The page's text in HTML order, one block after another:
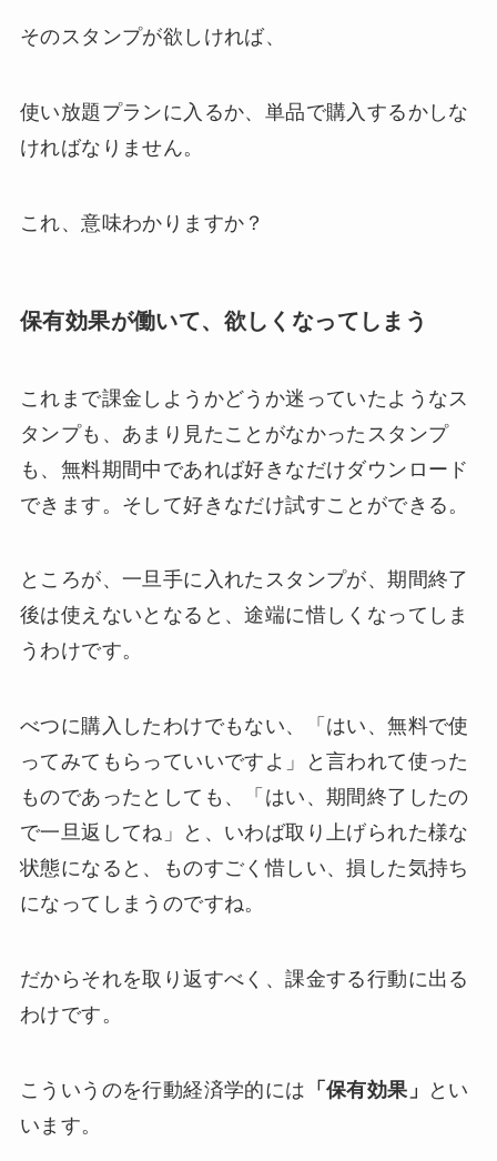
そのスタンプが欲しければ、
使い放題プランに入るか、単品で購入するかしな
ければなりません。
これ、意味わかりますか？
保有効果が働いて、欲しくなってしまう
これまで課金しようかどうか迷っていたようなス
タンプも、あまり見たことがなかったスタンプ
も、無料期間中であれば好きなだけダウンロード
できます。そして好きなだけ試すことができる。
ところが、一旦手に入れたスタンプが、期間終了
後は使えないとなると、途端に惜しくなってしま
うわけです。
べつに購入したわけでもない、「はい、無料で使
ってみてもらっていいですよ」と言われて使った
ものであったとしても、「はい、期間終了したの
で一旦返してね」と、いわば取り上げられた様な
状態になると、ものすごく惜しい、損した気持ち
になってしまうのですね。
だからそれを取り返すべく、課金する行動に出る
わけです。
こういうのを行動経済学的には 「保有効果」
とい
います。